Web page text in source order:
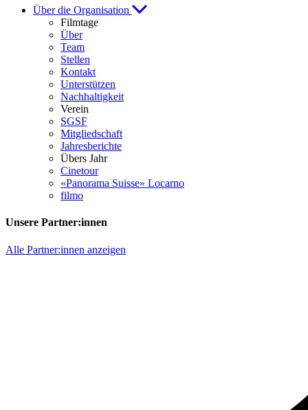
Über die Organisation
Filmtage
Über
Team
Stellen
Kontakt
Unterstützen
Nachhaltigkeit
Verein
SGSF
Mitgliedschaft
Jahresberichte
Übers Jahr
Cinetour
«Panorama Suisse» Locarno
filmo
Unsere Partner:innen
Alle Partner:innen anzeigen